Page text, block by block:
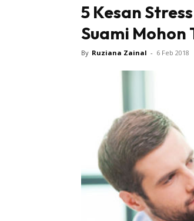
5 Kesan
Suami Mohon
By Ruziana Zainal - 6 Feb 2018